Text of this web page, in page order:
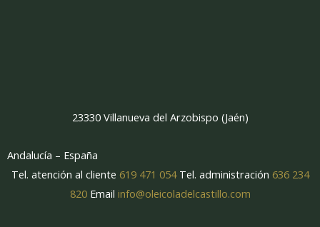
23330 Villanueva del Arzobispo (Jaén)
Andalucía – España
Tel. atención al cliente 619 471 054Tel. administración 636 234
820Email info@oleicoladelcastillo.com